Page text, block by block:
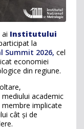
Institutului
la
Summit 2026, cel
economiei
din regiune.
academic
implicate
cât și de